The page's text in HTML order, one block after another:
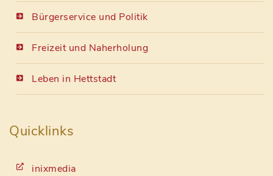
Bürgerservice und Politik
Freizeit und Naherholung
Leben in Hettstadt
Quicklinks
inixmedia